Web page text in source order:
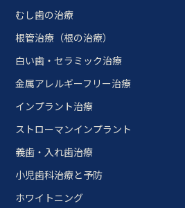
むし歯の治療
根管治療（根の治療）
白い歯・セラミック治療
金属アレルギーフリー治療
インプラント治療
ストローマンインプラント
義歯・入れ歯治療
小児歯科治療と予防
ホワイトニング